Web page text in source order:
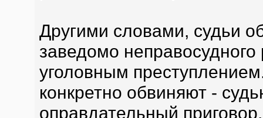
Другими словами, судьи
заведомо
уголовным
конкретно обвиняют -
оправдательный